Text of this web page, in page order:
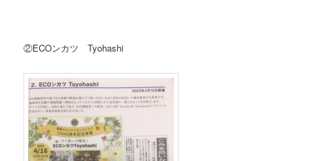
②ECOンカツ Tyohashi